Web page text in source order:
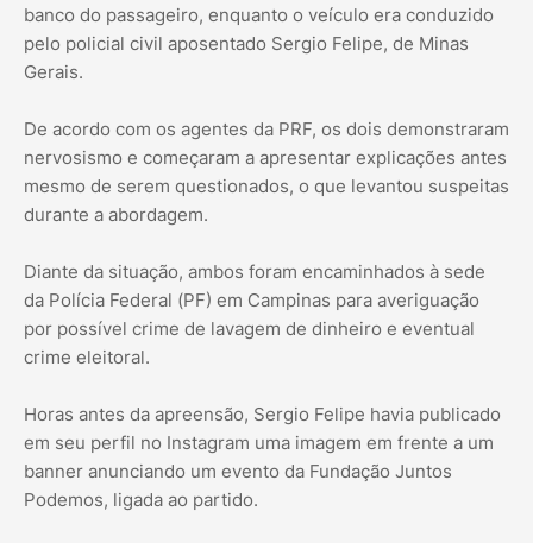
banco do passageiro, enquanto o veículo era conduzido
pelo policial civil aposentado Sergio Felipe, de Minas
Gerais.
De acordo com os agentes da PRF, os dois demonstraram
nervosismo e começaram a apresentar explicações antes
mesmo de serem questionados, o que levantou suspeitas
durante a abordagem.
Diante da situação, ambos foram encaminhados à sede
da Polícia Federal (PF) em Campinas para averiguação
por possível crime de lavagem de dinheiro e eventual
crime eleitoral.
Horas antes da apreensão, Sergio Felipe havia publicado
em seu perfil no Instagram uma imagem em frente a um
banner anunciando um evento da Fundação Juntos
Podemos, ligada ao partido.